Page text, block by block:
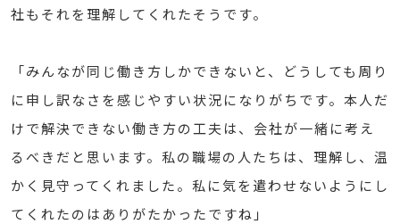
社もそれを理解してくれたそうです。
「みんなが同じ働き方しかできないと、どうしても周り
に申し訳なさを感じやすい状況になりがちです。本人だ
けで解決できない働き方の工夫は、会社が一緒に考え
るべきだと思います。私の職場の人たちは、理解し、温
かく見守ってくれました。私に気を遣わせないようにし
てくれたのはありがたかったですね」